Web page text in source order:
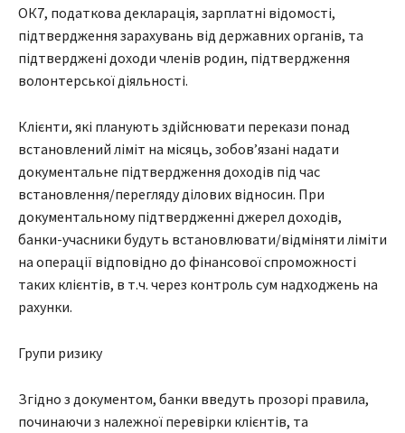
ОК7, податкова декларація, зарплатні відомості,
підтвердження зарахувань від державних органів, та
підтверджені доходи членів родин, підтвердження
волонтерської діяльності.
Клієнти, які планують здійснювати перекази понад
встановлений ліміт на місяць, зобов’язані надати
документальне підтвердження доходів під час
встановлення/перегляду ділових відносин. При
документальному підтвердженні джерел доходів,
банки-учасники будуть встановлювати/відміняти ліміти
на операції відповідно до фінансової спроможності
таких клієнтів, в т.ч. через контроль сум надходжень на
рахунки.
Групи ризику
Згідно з документом, банки введуть прозорі правила,
починаючи з належної перевірки клієнтів, та